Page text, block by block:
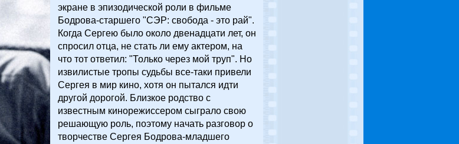
экране в эпизодической роли в фильме
Бодрова-старшего "СЭР: свобода - это рай".
Когда Сергею было около двенадцати лет, он
спросил отца, не стать ли ему актером, на
что тот ответил: "Только через мой труп". Но
извилистые тропы судьбы все-таки привели
Сергея в мир кино, хотя он пытался идти
другой дорогой. Близкое родство с
известным кинорежиссером сыграло свою
решающую роль, поэтому начать разговор о
творчестве Сергея Бодрова-младшего